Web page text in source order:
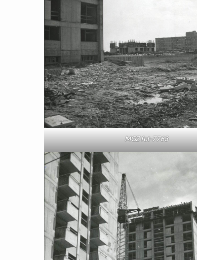
MGZ fot-7763